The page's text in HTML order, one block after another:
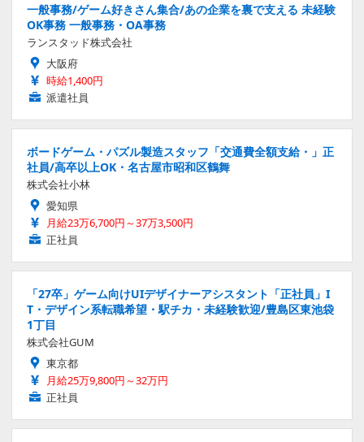
一般事務/ゲーム好きさん集合/あの企業を裏で支える 未経験
OK事務 一般事務・OA事務
ランスタッド株式会社
大阪府
時給1,400円
派遣社員
ボードゲーム・パズル製造スタッフ「交通費全額支給・」正
社員/高卒以上OK・名古屋市昭和区鶴舞
株式会社小林
愛知県
月給23万6,700円～37万3,500円
正社員
「27卒」ゲーム向けUIデザイナーアシスタント「正社員」I
T・デザイン系転職希望・駅チカ・未経験歓迎/豊島区東池袋
1丁目
株式会社GUM
東京都
月給25万9,800円～32万円
正社員